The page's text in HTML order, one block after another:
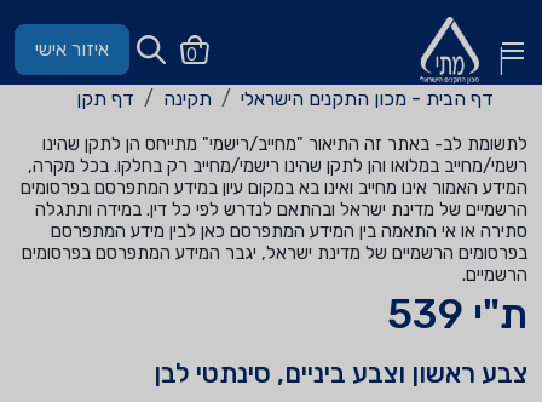
0 איזור אישי
דף הבית - מכון התקנים הישראלי תקינה דף תקן
לתשומת לב- באתר זה התיאור "מחייב/רישמי" מתייחס הן לתקן שהינו
רשמי/מחייב במלואו והן לתקן שהינו רישמי/מחייב רק בחלקו. בכל מקרה,
המידע האמור אינו מחייב ואינו בא במקום עיון במידע המתפרסם בפרסומים
הרשמיים של מדינת ישראל ובהתאם לנדרש לפי כל דין. במידה ותתגלה
סתירה או אי התאמה בין המידע המתפרסם כאן לבין מידע המתפרסם
בפרסומים הרשמיים של מדינת ישראל, יגבר המידע המתפרסם בפרסומים
הרשמיים.
ת"י 539
צבע ראשון וצבע ביניים, סינתטי לבן